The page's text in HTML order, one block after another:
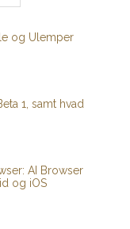
og Ulemper
1, samt hvad
AI Browser
og iOS